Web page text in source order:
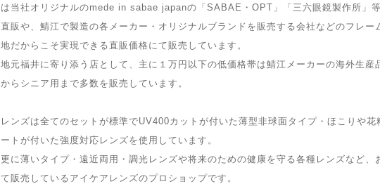
は当社オリジナルのmede in sabae japanの「SABAE・OPT」「三六眼鏡製作所」
直販や、鯖江で製造の各メーカー・オリジナルブランドを販売する会社などのフレー
地だからこそ実現できる直販価格にて販売しています。
地元福井に寄り添う店として、主に１万円以下の低価格帯は鯖江メーカーの海外生産
からシニア用まで多数を販売しています。
レンズは全てのセットが標準でUV400カットが付いた薄型非球面タイプ・ほこりや花
ートが付いた強度対応レンズを使用しています。
更に薄いタイプ・遠近両用・調光レンズや将来のための健康を守る各種レンズなど、
て販売しているアイケアレンズのプロショップです。